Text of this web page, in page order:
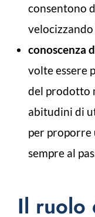
consentono
conoscenza
volte essere
del prodotto
abitudini di
per proporre
sempre al
Il ruolo